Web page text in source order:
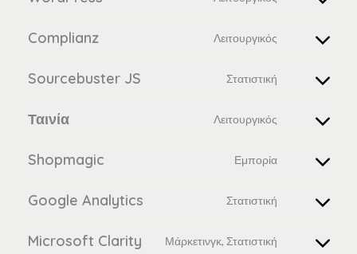
Complianz Λειτουργικός
Sourcebuster JS Στατιστική
Ταινία Λειτουργικός
Shopmagic Εμπορία
Google Analytics Στατιστική
Microsoft Clarity Μάρκετινγκ, Στατιστική